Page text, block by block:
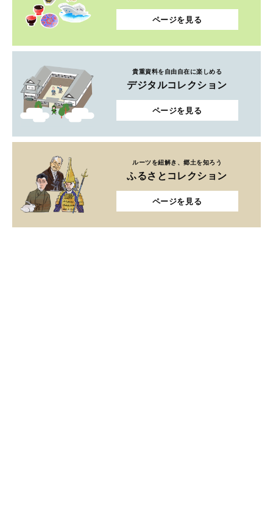
ページを見る
貴重資料を自由自在に楽しめる
デジタルコレクション
ページを見る
ルーツを紐解き、郷土を知ろう
ふるさとコレクション
ページを見る